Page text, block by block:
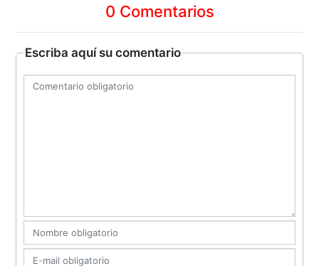
0 Comentarios
Escriba aquí su comentario